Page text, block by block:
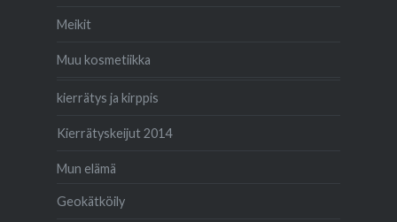
Meikit
Muu kosmetiikka
kierrätys ja kirppis
Kierrätyskeijut 2014
Mun elämä
Geokätköily